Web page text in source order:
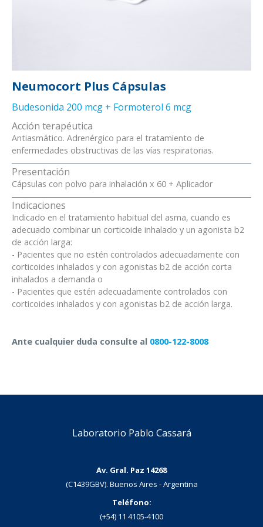
Neumocort Plus Cápsulas
Budesonida 200 mcg + Formoterol 6 mcg
Acción terapéutica
Antiasmático. Adrenérgico para el tratamiento de
enfermedades obstructivas de las vías respiratorias.
Presentación
Cápsulas con polvo para inhalación x 60 + Aplicador
Indicaciones
Indicado en el tratamiento habitual del asma, cuando es
adecuado combinar un corticoide inhalado y un agonista b2
de acción larga:
- Pacientes que no estén controlados adecuadamente con
corticoides inhalados y con agonistas b2 de acción corta
inhalados a demanda o
- Pacientes que estén adecuadamente controlados con
corticoides inhalados y con agonistas b2 de acción larga.
Ante cualquier duda consulte al 0800-122-8008
Laboratorio Pablo Cassará
Av. Gral. Paz 14268
(C1439GBV). Buenos Aires - Argentina
Teléfono:
(+54) 11 4105-4100